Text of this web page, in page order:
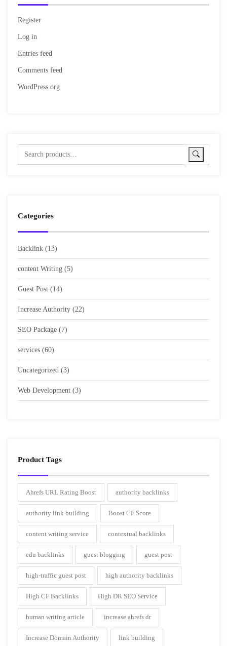
Register
Log in
Entries feed
Comments feed
WordPress.org
Categories
Backlink (13)
content Writing (5)
Guest Post (14)
Increase Authority (22)
SEO Package (7)
services (60)
Uncategorized (3)
Web Development (3)
Product Tags
Ahrefs URL Rating Boost authority backlinks
authority link building Boost CF Score
content writing service contextual backlinks
edu backlinks guest blogging guest post
high-traffic guest post high authority backlinks
High CF Backlinks High DR SEO Service
human writing article increase ahrefs dr
Increase Domain Authority link building